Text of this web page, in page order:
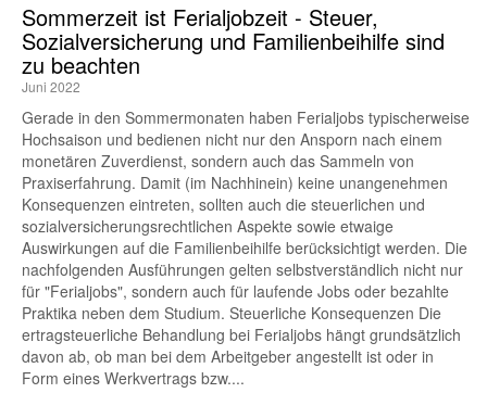
Sommerzeit ist Ferialjobzeit - Steuer,
Sozialversicherung und Familienbeihilfe sind
zu beachten
Juni 2022
Gerade in den Sommermonaten haben Ferialjobs typischerweise
Hochsaison und bedienen nicht nur den Ansporn nach einem
monetären Zuverdienst, sondern auch das Sammeln von
Praxiserfahrung. Damit (im Nachhinein) keine unangenehmen
Konsequenzen eintreten, sollten auch die steuerlichen und
sozialversicherungsrechtlichen Aspekte sowie etwaige
Auswirkungen auf die Familienbeihilfe berücksichtigt werden. Die
nachfolgenden Ausführungen gelten selbstverständlich nicht nur
für "Ferialjobs", sondern auch für laufende Jobs oder bezahlte
Praktika neben dem Studium. Steuerliche Konsequenzen Die
ertragsteuerliche Behandlung bei Ferialjobs hängt grundsätzlich
davon ab, ob man bei dem Arbeitgeber angestellt ist oder in
Form eines Werkvertrags bzw....